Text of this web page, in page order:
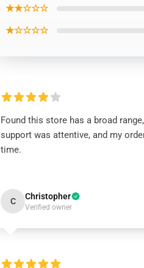
★★☆☆☆
★☆☆☆☆
Found this store has a broad
support was attentive, and my
time.
C Christopher
Verified owner